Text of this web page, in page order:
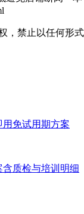
，禁止以任何形式
免试用期方案
质检与培训明细